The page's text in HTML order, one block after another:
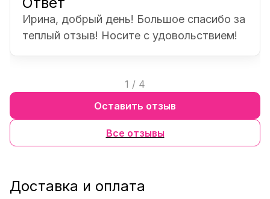
Ирина, добрый день! Большое спасибо за
теплый отзыв! Носите с удовольствием!
1 / 4
Все отзывы
Оставить отзыв
Доставка и оплата